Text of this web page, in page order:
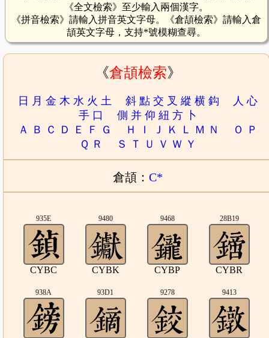
《全文檢索》至少輸入兩個漢字。
《拼音檢索》請輸入拼音英文字母。《倉頡檢索》請輸入倉
頡英文字母，支持*號模糊查尋。
《倉頡檢索》
日 月 金 木 水 火 土 斜 點 交 叉 縱 横 鈎 人 心
手 口 側 并 仰 紐 方
卜
Ａ
Ｂ Ｃ Ｄ Ｅ Ｆ Ｇ Ｈ Ｉ Ｊ Ｋ Ｌ Ｍ Ｎ Ｏ
Ｐ
Ｑ Ｒ Ｓ Ｔ Ｕ Ｖ Ｗ Ｙ
倉頡： C*
935E
CYBC
9480
CYBK
9468
CYBP
28B19
CYBR
938A 93D1 9278 9413